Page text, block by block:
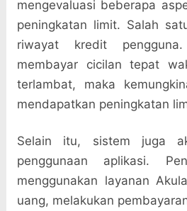
mengevaluasi beberapa
peningkatan limit. Salah
riwayat kredit
membayar cicilan tepat
terlambat, maka
mendapatkan peningkatan
Selain itu, sistem juga
penggunaan aplikasi.
menggunakan layanan
uang, melakukan